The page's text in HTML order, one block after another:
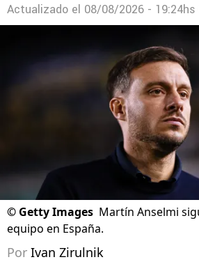
Actualizado el 08/08/2026 - 19:24hs
© Getty Images Martín Anselmi
equipo en España.
Por Ivan Zirulnik